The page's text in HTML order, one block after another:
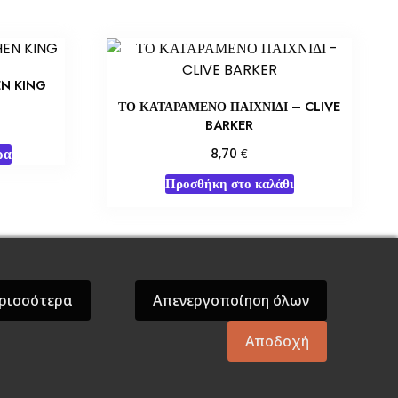
KING
ΤΟ ΚΑΤΑΡΑΜΕΝΟ ΠΑΙΧΝΙΔΙ – CLIVE
BARKER
8,70€
Προσθήκη στο καλάθι
Βάρδος Gift Boxes Σε Προσφορά
Απενεργοποίηση όλων
Αποδοχή